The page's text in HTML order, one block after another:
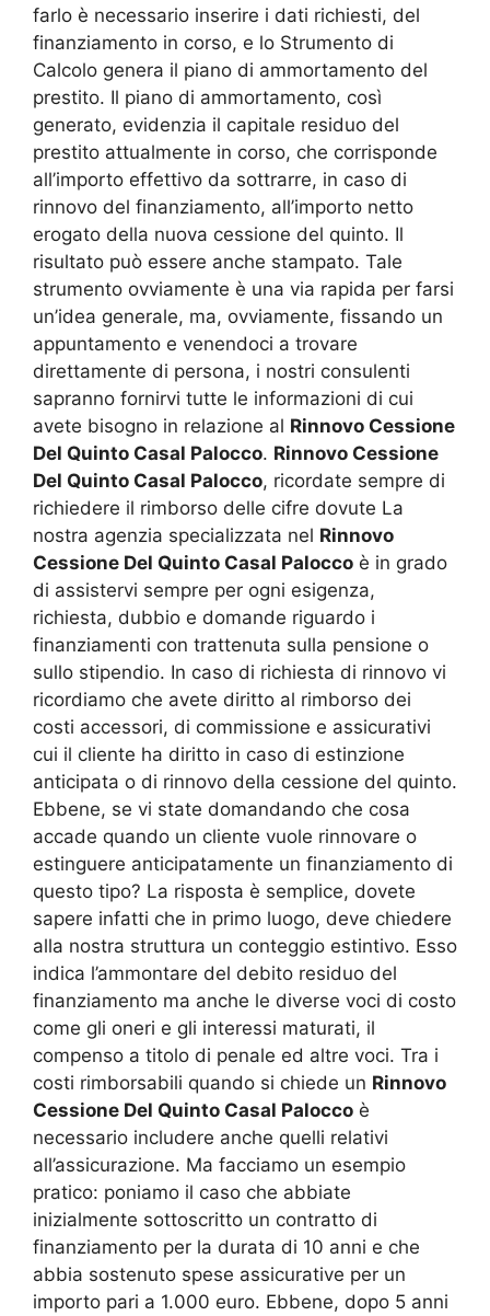
farlo è necessario inserire i dati richiesti, del
finanziamento in corso, e lo Strumento di
Calcolo genera il piano di ammortamento del
prestito. Il piano di ammortamento, così
generato, evidenzia il capitale residuo del
prestito attualmente in corso, che corrisponde
all’importo effettivo da sottrarre, in caso di
rinnovo del finanziamento, all’importo netto
erogato della nuova cessione del quinto. Il
risultato può essere anche stampato. Tale
strumento ovviamente è una via rapida per farsi
un’idea generale, ma, ovviamente, fissando un
appuntamento e venendoci a trovare
direttamente di persona, i nostri consulenti
sapranno fornirvi tutte le informazioni di cui
avete bisogno in relazione al Rinnovo Cessione
Del Quinto Casal Palocco. Rinnovo Cessione
Del Quinto Casal Palocco, ricordate sempre di
richiedere il rimborso delle cifre dovute La
nostra agenzia specializzata nel Rinnovo
Cessione Del Quinto Casal Palocco è in grado
di assistervi sempre per ogni esigenza,
richiesta, dubbio e domande riguardo i
finanziamenti con trattenuta sulla pensione o
sullo stipendio. In caso di richiesta di rinnovo vi
ricordiamo che avete diritto al rimborso dei
costi accessori, di commissione e assicurativi
cui il cliente ha diritto in caso di estinzione
anticipata o di rinnovo della cessione del quinto.
Ebbene, se vi state domandando che cosa
accade quando un cliente vuole rinnovare o
estinguere anticipatamente un finanziamento di
questo tipo? La risposta è semplice, dovete
sapere infatti che in primo luogo, deve chiedere
alla nostra struttura un conteggio estintivo. Esso
indica l’ammontare del debito residuo del
finanziamento ma anche le diverse voci di costo
come gli oneri e gli interessi maturati, il
compenso a titolo di penale ed altre voci. Tra i
costi rimborsabili quando si chiede un Rinnovo
Cessione Del Quinto Casal Palocco è
necessario includere anche quelli relativi
all’assicurazione. Ma facciamo un esempio
pratico: poniamo il caso che abbiate
inizialmente sottoscritto un contratto di
finanziamento per la durata di 10 anni e che
abbia sostenuto spese assicurative per un
importo pari a 1.000 euro. Ebbene, dopo 5 anni